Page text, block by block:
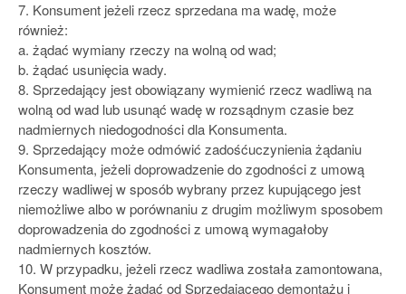
7. Konsument jeżeli rzecz sprzedana ma wadę, może
również:
a. żądać wymiany rzeczy na wolną od wad;
b. żądać usunięcia wady.
8. Sprzedający jest obowiązany wymienić rzecz wadliwą na
wolną od wad lub usunąć wadę w rozsądnym czasie bez
nadmiernych niedogodności dla Konsumenta.
9. Sprzedający może odmówić zadośćuczynienia żądaniu
Konsumenta, jeżeli doprowadzenie do zgodności z umową
rzeczy wadliwej w sposób wybrany przez kupującego jest
niemożliwe albo w porównaniu z drugim możliwym sposobem
doprowadzenia do zgodności z umową wymagałoby
nadmiernych kosztów.
10. W przypadku, jeżeli rzecz wadliwa została zamontowana,
Konsument może żądać od Sprzedającego demontażu i